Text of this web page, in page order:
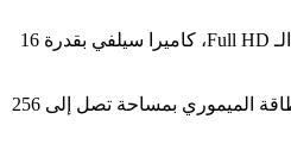
عندما تشتري الموبايل، ستقوم بالاستمتاع بتجربة رائعة مع نظام الأنرويد من أحدث إصدار (10)، كما يحمل الهاتف كاميرا خلفية رباعية بقدرة 48 و 8 و 2 و 2 ميجا بكسل، تدعم الـ Full HD، كاميرا سيلفي بقدرة 16
شريحة معالجة الرسوميات المُستخدمة نوعها مالي جي 52 إم سي 2، ويتحوي الهاتف على ذاكرة صلبة بمساحة 64 أو 128 جيجا بايت، والتي يمكن توسيعها عن طريق إدخال بطاقة الميموري بمساحة تصل إلى 256